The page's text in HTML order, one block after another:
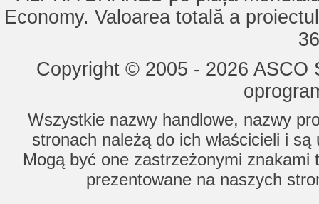
Economy. Valoarea totală a
Copyright © 2005 - 2026
Wszystkie nazwy handlowe, nazwy
stronach należą do ich właścicieli i
Mogą być one zastrzeżonymi znakami
prezentowane na naszych